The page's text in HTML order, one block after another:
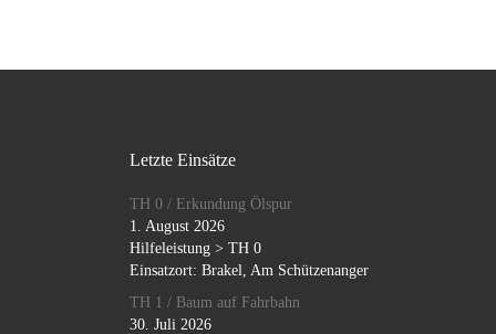
Letzte Einsätze
TH 0 / Erkundung Ölspur
1. August 2026
Hilfeleistung > TH 0
Einsatzort: Brakel, Am Schützenanger
TH 1 / Baum auf Fahrbahn
30. Juli 2026